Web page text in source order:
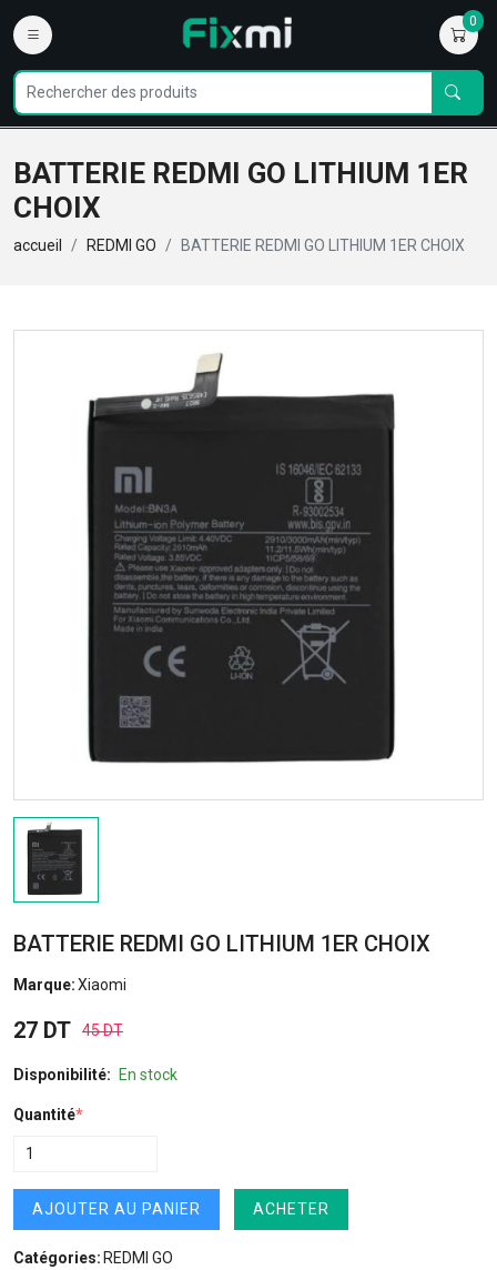
0
BATTERIE REDMI GO LITHIUM 1ER
CHOIX
accueil REDMI GO BATTERIE REDMI GO LITHIUM 1ER CHOIX
BATTERIE REDMI GO LITHIUM 1ER CHOIX
Marque:Xiaomi
27 DT 45 DT
Disponibilité: En stock
Quantité*
AJOUTER AU PANIER ACHETER
Catégories: REDMI GO